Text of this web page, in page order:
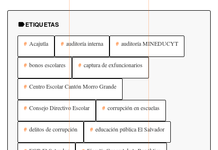
ETIQUETAS
Acajutla auditoría interna auditoría MINEDUCYT
bonos escolares captura de exfuncionarios
Centro Escolar Cantón Morro Grande
Consejo Directivo Escolar corrupción en escuelas
delitos de corrupción educación pública El Salvador